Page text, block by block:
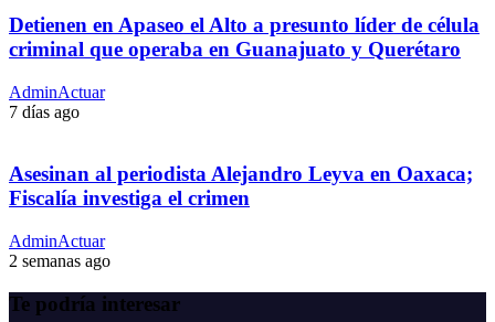
Detienen en Apaseo el Alto a presunto líder de célula
criminal que operaba en Guanajuato y Querétaro
AdminActuar
7 días ago
Asesinan al periodista Alejandro Leyva en Oaxaca;
Fiscalía investiga el crimen
AdminActuar
2 semanas ago
Te podría interesar